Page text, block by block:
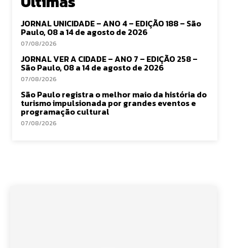
JORNAL UNICIDADE – ANO 4 – EDIÇÃO 188 – São
Paulo, 08 a 14 de agosto de 2026
07/08/2026
JORNAL VER A CIDADE – ANO 7 – EDIÇÃO 258 –
São Paulo, 08 a 14 de agosto de 2026
07/08/2026
São Paulo registra o melhor maio da história do
turismo impulsionada por grandes eventos e
programação cultural
07/08/2026